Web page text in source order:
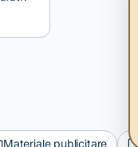
Materiale publicitare